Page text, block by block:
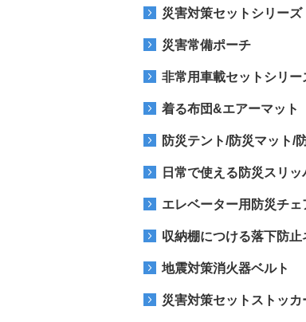
災害対策セットシリーズ
災害常備ポーチ
非常用車載セットシリー
着る布団&エアーマット
防災テント/防災マット/
日常で使える防災スリッ
エレベーター用防災チェ
収納棚につける落下防止
地震対策消火器ベルト
災害対策セットストッカ